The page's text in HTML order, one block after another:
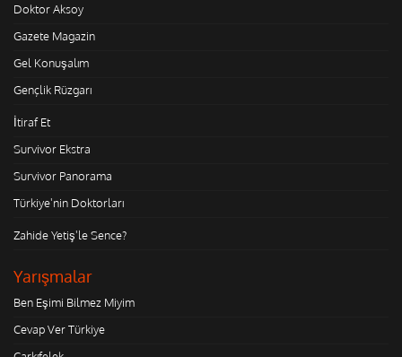
Doktor Aksoy
Gazete Magazin
Gel Konuşalım
Gençlik Rüzgarı
İtiraf Et
Survivor Ekstra
Survivor Panorama
Türkiye'nin Doktorları
Zahide Yetiş'le Sence?
Yarışmalar
Ben Eşimi Bilmez Miyim
Cevap Ver Türkiye